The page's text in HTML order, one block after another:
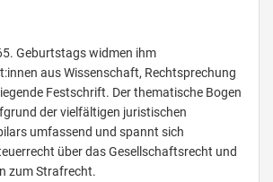
Geburtstags widmen ihm
aus Wissenschaft, Rechtsprechung
Festschrift. Der thematische Bogen
der vielfältigen juristischen
umfassend und spannt sich
über das Gesellschaftsrecht und
zum Strafrecht.